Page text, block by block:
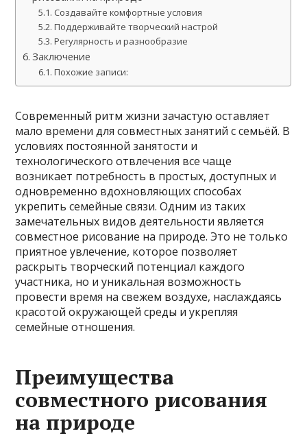
Создавайте комфортные условия
Поддерживайте творческий настрой
Регулярность и разнообразие
Заключение
Похожие записи:
Современный ритм жизни зачастую оставляет
мало времени для совместных занятий с семьёй. В
условиях постоянной занятости и
технологического отвлечения все чаще
возникает потребность в простых, доступных и
одновременно вдохновляющих способах
укрепить семейные связи. Одним из таких
замечательных видов деятельности является
совместное рисование на природе. Это не только
приятное увлечение, которое позволяет
раскрыть творческий потенциал каждого
участника, но и уникальная возможность
провести время на свежем воздухе, наслаждаясь
красотой окружающей среды и укрепляя
семейные отношения.
Преимущества
совместного рисования
на природе